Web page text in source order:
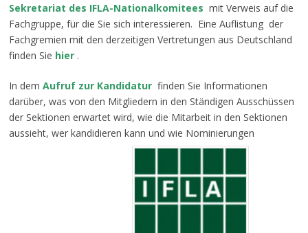
Sekretariat des IFLA-Nationalkomitees mit Verweis auf die
Fachgruppe, für die Sie sich interessieren. Eine Auflistung der
Fachgremien mit den derzeitigen Vertretungen aus Deutschland
finden Sie hier.
In dem Aufruf zur Kandidatur finden Sie Informationen
darüber, was von den Mitgliedern in den Ständigen Ausschüssen
der Sektionen erwartet wird, wie die Mitarbeit in den Sektionen
aussieht, wer kandidieren kann und wie Nominierungen